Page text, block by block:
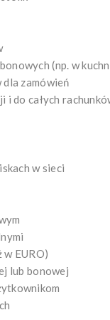
(np. w
zamówień
do całych
w sieci
EURO)
lub bonowej